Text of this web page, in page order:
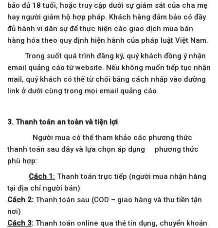
bảo đủ 18 tuổi, hoặc truy cập dưới sự giám sát của cha mẹ
hay người giám hộ hợp pháp. Khách hàng đảm bảo có đầy
đủ hành vi dân sự để thực hiện các giao dịch mua bán
hàng hóa theo quy định hiện hành của pháp luật Việt Nam.
Trong suốt quá trình đăng ký, quý khách đồng ý nhận
email quảng cáo từ website. Nếu không muốn tiếp tục nhận
mail, quý khách có thể từ chối bằng cách nhấp vào đường
link ở dưới cùng trong mọi email quảng cáo.
3. Thanh toán an toàn và tiện lợi
Người mua có thể tham khảo các phương thức
thanh toán sau đây và lựa chọn áp dụng phương thức
phù hợp:
Cách 1: Thanh toán trực tiếp (người mua nhận hàng
tại địa chỉ người bán)
Cách 2: Thanh toán sau (COD – giao hàng và thu tiền tận
nơi)
Cách 3: Thanh toán online qua thẻ tín dụng, chuyển khoản